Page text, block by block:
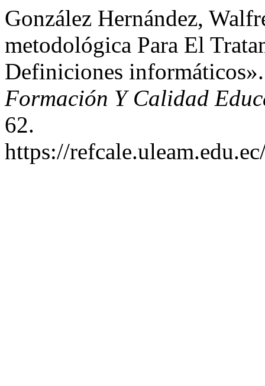
González Hernández,
metodológica Para El
Definiciones
Formación Y Calidad
62.
https://